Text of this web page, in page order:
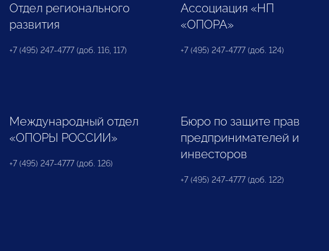
Отдел регионального
развития
+7 (495) 247-4777 (доб. 116, 117)
Ассоциация «НП
«ОПОРА»
+7 (495) 247-4777 (доб. 124)
Международный отдел
«ОПОРЫ РОССИИ»
+7 (495) 247-4777 (доб. 126)
Бюро по защите прав
предпринимателей и
инвесторов
+7 (495) 247-4777 (доб. 122)